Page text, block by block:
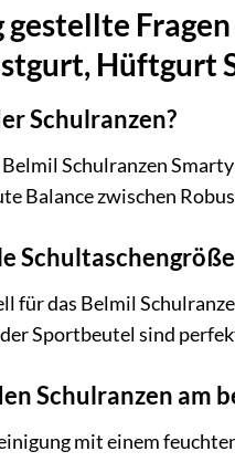
gestellte
Hüftgurt
Schulranzen?
Schulranzen
Balance zwischen
für das Belmil
Sportbeutel sind
Schulranzen am
mit einem